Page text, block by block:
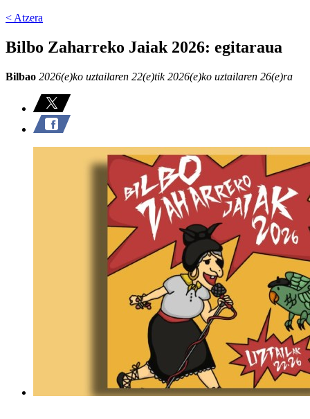
< Atzera
Bilbo Zaharreko Jaiak 2026: egitaraua
Bilbao 2026(e)ko uztailaren 22(e)tik 2026(e)ko uztailaren 26(e)ra